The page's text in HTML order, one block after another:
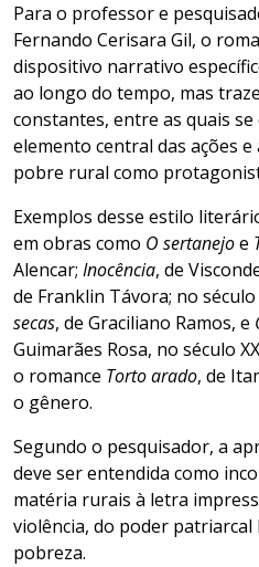
Para o professor e
Fernando Cerisara Gil, o
dispositivo narrativo
ao longo do tempo, mas
constantes, entre as quais
elemento central das ações
pobre rural como
Exemplos desse estilo
em obras como O sertanejoe
Alencar; Inocência, de
de Franklin Távora; no
secas, de Graciliano Ramos, e
Guimarães Rosa, no século
o romance Torto arado, de
o gênero.
Segundo o pesquisador, a
deve ser entendida como
matéria rurais à letra
violência, do poder
pobreza.